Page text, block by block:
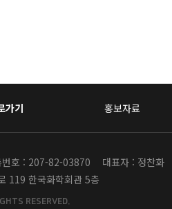
가기 홍보자료
번호 : 207-82-03870
대표자 : 정찬화
119 한국화학회관 5층
RESERVED.